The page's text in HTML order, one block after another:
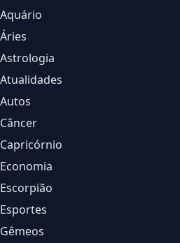
Aquário
Áries
Astrologia
Atualidades
Autos
Câncer
Capricórnio
Economia
Escorpião
Esportes
Gêmeos